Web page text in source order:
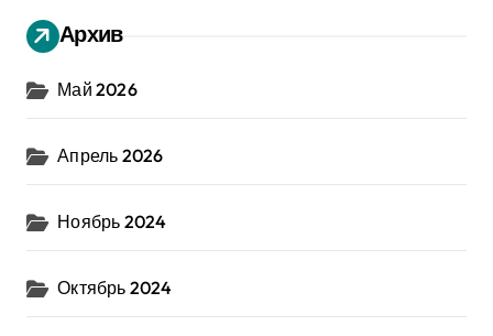
Архив
Май 2026
Апрель 2026
Ноябрь 2024
Октябрь 2024